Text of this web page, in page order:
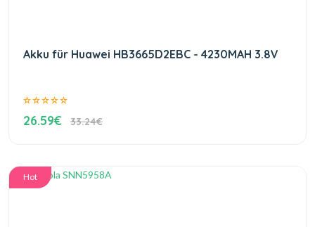
Akku für Huawei HB3665D2EBC - 4230MAH 3.8V
26.59€ 33.24€
Hot